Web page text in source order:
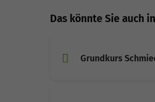
Das könnte Sie auch
Grundkurs